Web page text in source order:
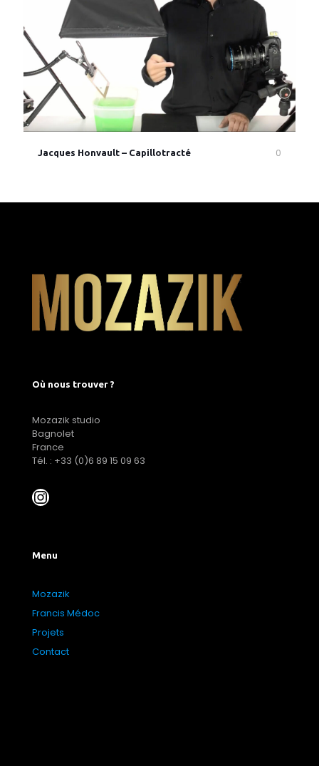
Jacques Honvault – Capillotracté 0
Où nous trouver ?
Mozazik studio
Bagnolet
France
Tél. : +33 (0)6 89 15 09 63
Menu
Mozazik
Francis Médoc
Projets
Contact